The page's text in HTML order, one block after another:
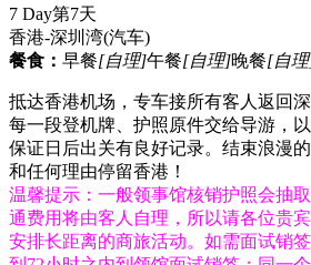
7 Day第7天
香港-深圳湾(汽车)
餐食： 早餐[自理]午餐[自理]晚餐[自
抵达香港机场，专车接所有客人返回
每一段登机牌、护照原件交给导游，
保证日后出关有良好记录。结束浪漫
和任何理由停留香港！
温馨提示：一般领事馆核销护照会抽
通费用将由客人自理，所以请各位贵
安排长距离的商旅活动。如需面试销